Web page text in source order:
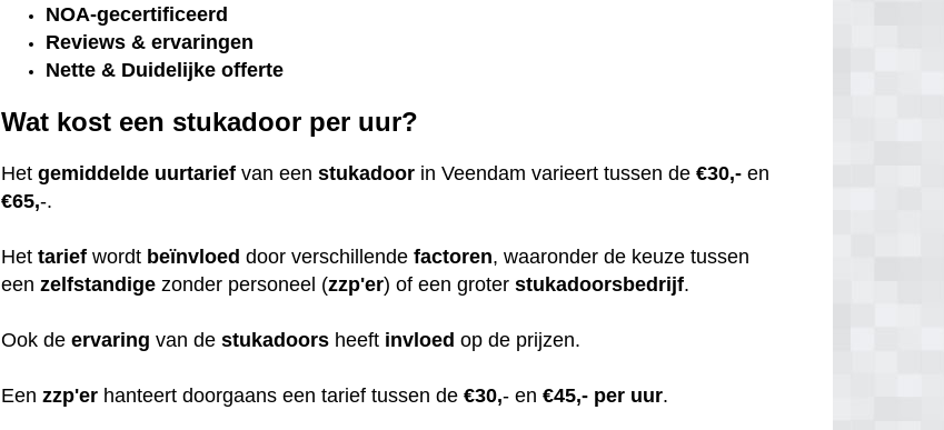
NOA-gecertificeerd
Reviews & ervaringen
Nette & Duidelijke offerte
Wat kost een stukadoor per uur?
Hetgemiddelde uurtarief van eenstukadoor in Veendam varieert tussen de€30,- en
€65,-.
Hettarief wordt beïnvloed door verschillendefactoren, waaronder de keuze tussen
eenzelfstandige zonder personeel (zzp'er) of een groterstukadoorsbedrijf.
Ook deervaring van destukadoors heeft invloed op de prijzen.
Eenzzp'er hanteert doorgaans een tarief tussen de€30,- en€45,- per uur.